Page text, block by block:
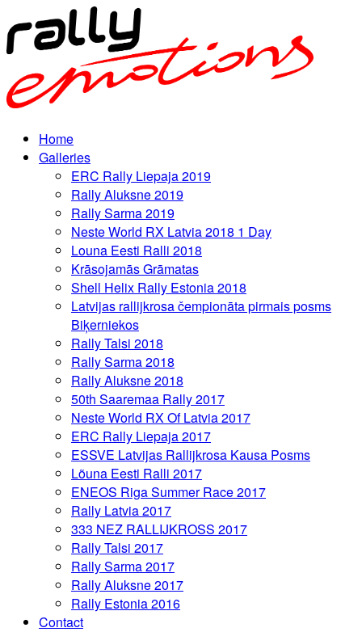
Home
Galleries
ERC Rally Liepaja 2019
Rally Aluksne 2019
Rally Sarma 2019
Neste World RX Latvia 2018 1 Day
Louna Eesti Ralli 2018
Krāsojamās Grāmatas
Shell Helix Rally Estonia 2018
Latvijas rallijkrosa čempionāta pirmais posms
Biķerniekos
Rally Talsi 2018
Rally Sarma 2018
Rally Aluksne 2018
50th Saaremaa Rally 2017
Neste World RX Of Latvia 2017
ERC Rally Liepaja 2017
ESSVE Latvijas Rallijkrosa Kausa Posms
Lõuna Eesti Ralli 2017
ENEOS Riga Summer Race 2017
Rally Latvia 2017
333 NEZ RALLIJKROSS 2017
Rally Talsi 2017
Rally Sarma 2017
Rally Aluksne 2017
Rally Estonia 2016
Contact